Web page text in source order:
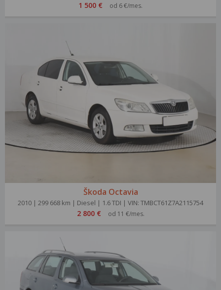
1 500 € od 6 €/mes.
Škoda Octavia
2010 | 299 668 km | Diesel | 1.6 TDI | VIN: TMBCT61Z7A2115754
2 800 € od 11 €/mes.